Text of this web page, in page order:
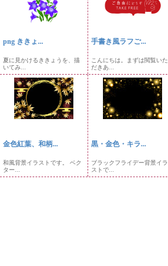
png ききょ...
夏に見かけるききょうを、描
いてみ...
手書き風ラフご...
こんにちは。まずは閲覧いた
だきあ...
金色紅葉、和柄...
和風背景イラストです。 ベク
ター...
黒・金色・キラ...
ブラックフライデー背景イラ
ストで...